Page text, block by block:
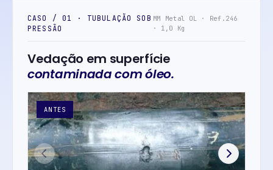
CASO / 01 · TUBULAÇÃO SOB
PRESSÃO
MM Metal OL · Ref.246
· 1,0 Kg
Vedação em superfície
contaminada com óleo.
ANTES